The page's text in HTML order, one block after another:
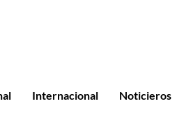
Internacional Noticieros